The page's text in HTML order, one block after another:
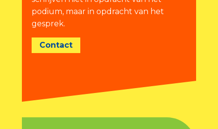
podium, maar in opdracht van het
gesprek.
Contact